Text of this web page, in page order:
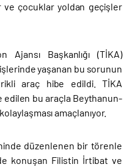
ve çocuklar yoldan geçişler
Başkanlığı (TİKA)
yaşanan bu sorunun
araç hibe edildi. TİKA
edilen bu araçla Beythanun-
amaçlanıyor.
düzenlenen bir törenle
konuşan Filistin İrtibat ve